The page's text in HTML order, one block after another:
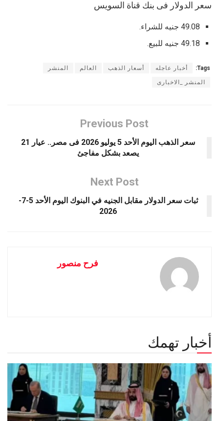
سعر الدولار فى بنك قناة السويس
49.08 جنيه للشراء.
49.18 جنيه للبيع.
Tags: أخبار عاجله أسعار الذهب العالم المنشر
المنشر _الاخبارى
Previous Post
سعر الذهب اليوم الأحد 5 يوليو 2026 فى مصر.. عيار 21
يصعد بشكل مفاجئ
Next Post
ثبات سعر الدولار مقابل الجنيه في البنوك اليوم الأحد 5-7-
2026
فرح منصور
أخبار تهمك